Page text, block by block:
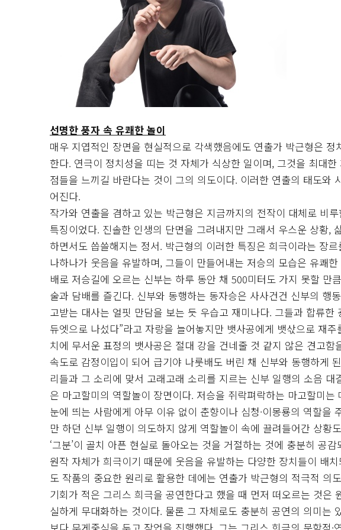
선명한 풍자 속 유쾌한 놀이
매우 지엽적인 장면을 현실적으로 각색했음에도 연출가 박근형은
한다. 연극이 정치성을 띠는 것 자체가 식상한 일이며, 그것을 최대
점들을 느끼길 바란다는 것이 그의 의도이다. 이러한 연출의 태도와
어진다.
작가와 연출을 겸하고 있는 박근형은 지금까지의 전작이 대체로 비
특징이었다. 진솔한 인생의 단면을 그려내지만 그래서 우스운 상황,
하면서도 씁쓸해지는 정서. 박근형의 이러한 특징은 희극이라는 장
나하나가 웃음을 유발하며, 그들이 만들어내는 저승의 모습은 유쾌
배로 저승길에 오르는 신부는 하루 동안 채 500미터도 가지 못할 만
술과 담배를 즐긴다. 신부와 동행하는 동자승은 사사건건 신부의 행
고받는 대사는 얼핏 만담을 보는 듯 우습고 재미나다. 그들과 합류
듀엣으로 나섰다”라고 자랑을 늘어놓지만 뱃사공에게 뱃삯으로 재
치에 무서운 표정의 뱃사공은 절대 강을 건네줄 것 같지 않은 견고함
속도로 감정이입이 되어 급기야 나룻배도 버린 채 신부와 동행하게
리들과 그 소리에 맞서 고래고래 소리를 지르는 신부 일행의 소음
은 마고할미의 역할놀이 장면이다. 저승을 쥐락펴락하는 마고할미
눈에 띄는 사람에게 아무 이유 없이 춘향이나 심청·이몽룡의 역할을
만 하던 신부 일행이 의도하지 않게 역할놀이 속에 끌려들어간 상황
‘그분’이 골치 아픈 현실로 돌아오는 것을 거절하는 것에 충분히 공감
원작 자체가 희극이기 때문에 웃음을 유발하는 다양한 장치들이 배
도 작품의 중요한 원리로 활용한 데에는 연출가 박근형의 적극적 의
기회가 적은 그리스 희극을 공연한다고 했을 때 먼저 떠오르는 것은
실하게 무대화하는 것이다. 물론 그 자체로도 충분히 공연의 의미는